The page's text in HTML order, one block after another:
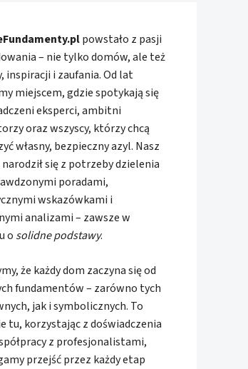
powstało z pasji
– nie tylko domów, ale też
inspiracji i zaufania. Od lat
miejscem, gdzie spotykają się
eksperci, ambitni
oraz wszyscy, którzy chcą
własny, bezpieczny azyl. Nasz
się z potrzeby dzielenia
poradami,
wskazówkami i
analizami – zawsze w
o solidne podstawy.
że każdy dom zaczyna się od
fundamentów – zarówno tych
jak i symbolicznych. To
tu, korzystając z doświadczenia
z profesjonalistami,
przejść przez każdy etap